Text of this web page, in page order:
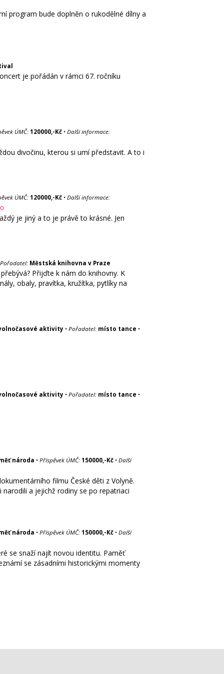
program bude doplněn o rukodělné dílny a
je pořádán v rámci 67. ročníku
ÚMČ: 120000,-Kč • Další informace:
divočinu, kterou si umí představit. A to i
ÚMČ: 120000,-Kč • Další informace:
je jiný a to je právě to krásné. Jen
Pořadatel: Městská knihovna v Praze
Přijďte k nám do knihovny. K
obaly, pravítka, kružítka, pytlíky na
aktivity • Pořadatel: místo tance •
aktivity • Pořadatel: místo tance •
národa • Příspěvek ÚMČ: 150000,-Kč • Další
filmu České děti z Volyně.
a jejichž rodiny se po repatriaci
národa • Příspěvek ÚMČ: 150000,-Kč • Další
se snaží najít novou identitu. Paměť
se zásadními historickými momenty